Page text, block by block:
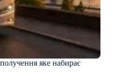
яке набирає